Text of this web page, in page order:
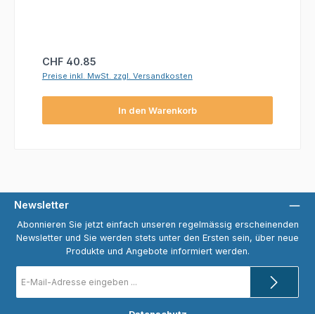
Regulärer Preis:
CHF 40.85
Preise inkl. MwSt. zzgl. Versandkosten
In den Warenkorb
Newsletter
Abonnieren Sie jetzt einfach unseren regelmässig erscheinenden
Newsletter und Sie werden stets unter den Ersten sein, über neue
Produkte und Angebote informiert werden.
Mail-